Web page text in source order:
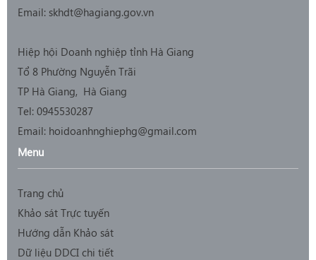
Email: skhdt@hagiang.gov.vn
Hiệp hội Doanh nghiệp tỉnh Hà Giang
Tổ 8 Phường Nguyễn Trãi
TP Hà Giang, Hà Giang
Tel: 0945530287
Email: hoidoanhnghiephg@gmail.com
Menu
Trang chủ
Khảo sát Trực tuyến
Hướng dẫn Khảo sát
Dữ liệu DDCI chi tiết